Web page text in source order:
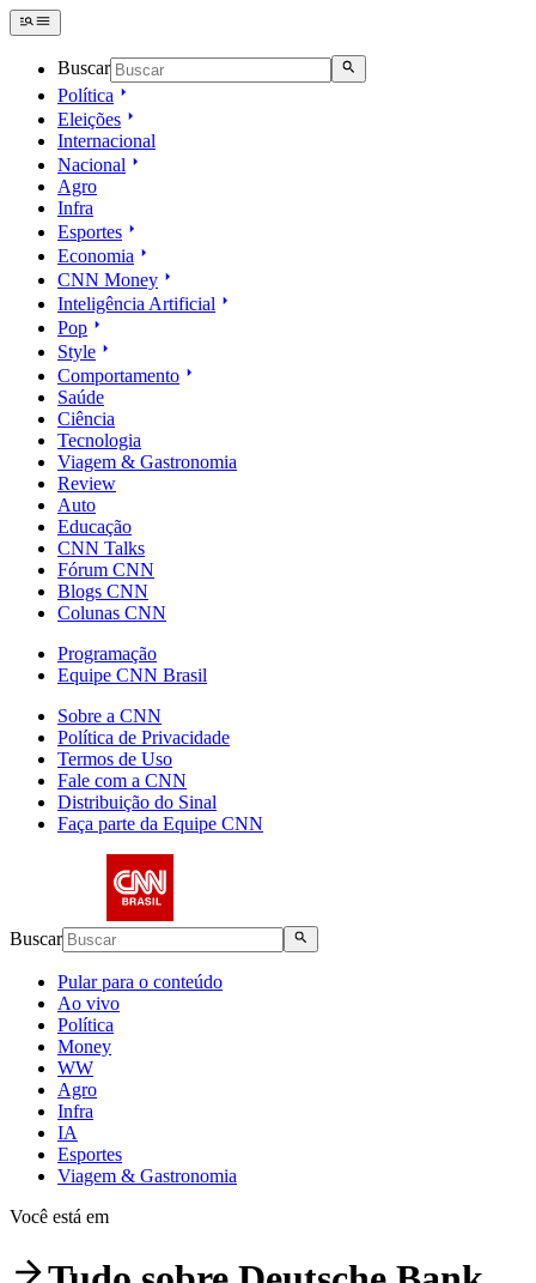
Buscar
Política
Eleições
Internacional
Nacional
Agro
Infra
Esportes
Economia
CNN Money
Inteligência Artificial
Pop
Style
Comportamento
Saúde
Ciência
Tecnologia
Viagem & Gastronomia
Review
Auto
Educação
CNN Talks
Fórum CNN
Blogs CNN
Colunas CNN
Programação
Equipe CNN Brasil
Sobre a CNN
Política de Privacidade
Termos de Uso
Fale com a CNN
Distribuição do Sinal
Faça parte da Equipe CNN
Buscar
Pular para o conteúdo
Ao vivo
Política
Money
WW
Agro
Infra
IA
Esportes
Viagem & Gastronomia
Você está em